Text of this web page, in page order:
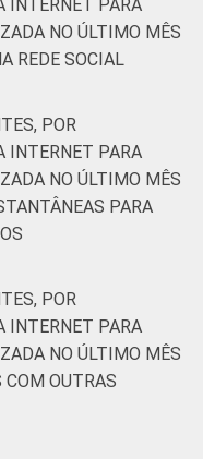
INTERNET PARA
NO ÚLTIMO MÊS
REDE SOCIAL
POR
INTERNET PARA
NO ÚLTIMO MÊS
PARA
POR
INTERNET PARA
NO ÚLTIMO MÊS
COM OUTRAS